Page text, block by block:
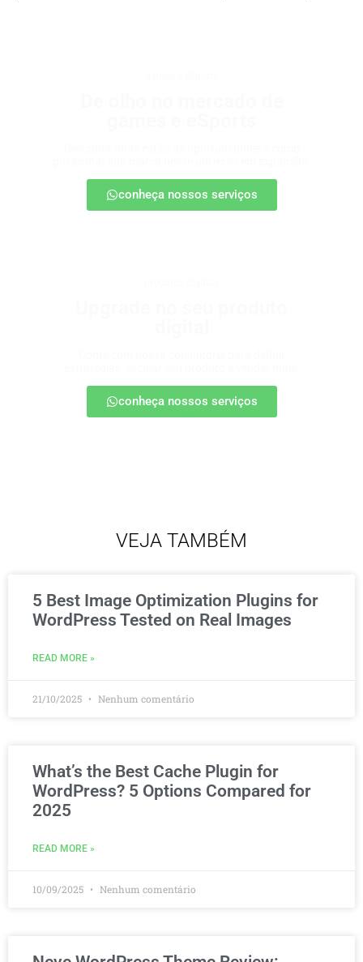
conheça nossos serviços
conheça nossos serviços
VEJA TAMBÉM
5 Best Image Optimization Plugins for
WordPress Tested on Real Images
READ MORE »
21/10/2025 Nenhum comentário
What’s the Best Cache Plugin for
WordPress? 5 Options Compared for
2025
READ MORE »
10/09/2025 Nenhum comentário